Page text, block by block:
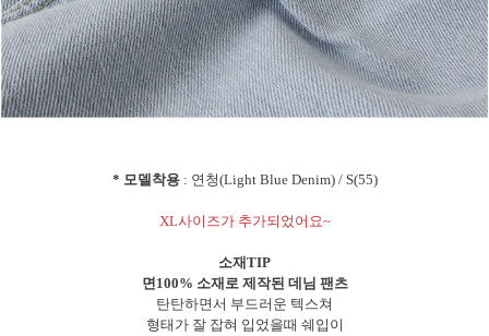
* 모델착용: 연청(Light Blue Denim) / S(55)
XL사이즈가 추가되었어요~
소재TIP
면100% 소재로 제작된 데님 팬츠
탄탄하면서 부드러운 텍스쳐
형태가 잘 잡혀 입었을때 쉐입이